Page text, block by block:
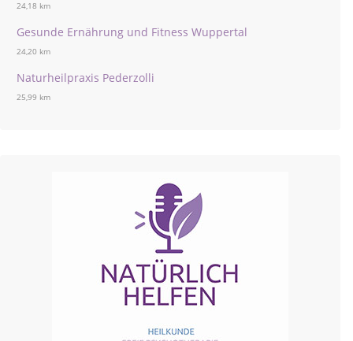
24,18 km
Gesunde Ernährung und Fitness Wuppertal
24,20 km
Naturheilpraxis Pederzolli
25,99 km